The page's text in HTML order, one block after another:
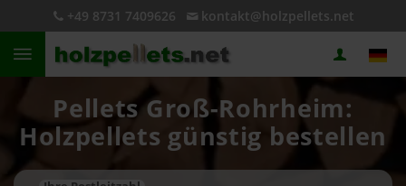
+49 8731 7409626 kontakt@holzpellets.net
Pellets Groß-Rohrheim:
Holzpellets günstig bestellen